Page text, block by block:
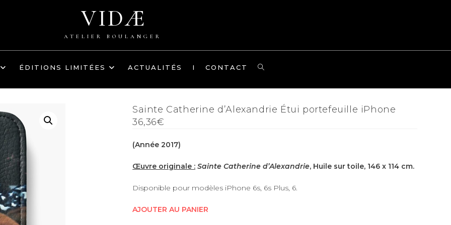
VIDÆ
ATELIER BOULANGER
ÉDITIONS LIMITÉES ACTUALITÉS I CONTACT
TOGGLE
Sainte Catherine d’Alexandrie Étui portefeuille iPhone
36,36€
(Année 2017)
Œuvre originale : Sainte Catherine d’Alexandrie, Huile sur toile, 146 x 114 cm.
Disponible pour modèles iPhone 6s, 6s Plus, 6.
AJOUTER AU PANIER